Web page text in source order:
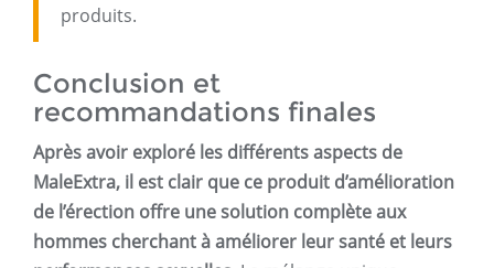
produits.
Conclusion et
recommandations finales
Après avoir exploré les différents aspects de
MaleExtra, il est clair que ce produit d’amélioration
de l’érection offre une solution complète aux
hommes cherchant à améliorer leur santé et leurs